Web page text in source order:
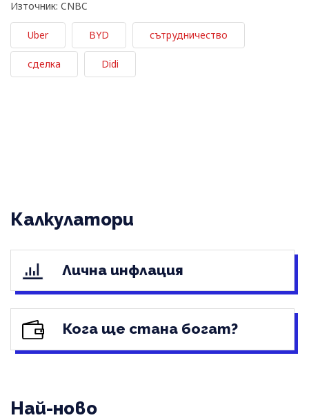
Източник: CNBC
Uber BYD сътрудничество
сделка Didi
Калкулатори
Лична инфлация
Кога ще стана богат?
Най-ново